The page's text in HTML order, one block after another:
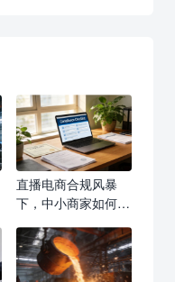
直播电商合规风暴
下，中小商家如何避